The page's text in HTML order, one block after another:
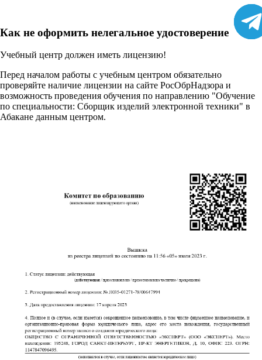
Как не оформить нелегальное удостоверение
Учебный центр должен иметь лицензию!
Перед началом работы с учебным центром обязательно
проверяйте наличие лицензии на сайте РосОбрНадзора и
возможность проведения обучения по направлению "Обучение
по специальности: Сборщик изделий электронной техники" в
Абакане данным центром.